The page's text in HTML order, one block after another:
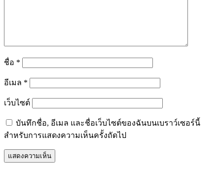
ชื่อ *
อีเมล *
เว็บไซต์
บันทึกชื่อ, อีเมล และชื่อเว็บไซต์ของฉันบนเบราว์เซอร์นี้
สำหรับการแสดงความเห็นครั้งถัดไป